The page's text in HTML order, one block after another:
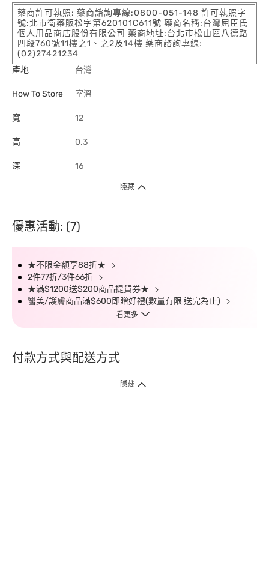
藥商許可執照: 藥商諮詢專線:0800-051-148 許可執照字
號:北市衛藥販松字第620101C611號 藥商名稱:台灣屈臣氏
個人用品商店股份有限公司 藥商地址:台北市松山區八德路
四段760號11樓之1、之2及14樓 藥商諮詢專線:
(02)27421234
產地
台灣
How To Store 室溫
寬 12
高 0.3
深 16
隱藏
優惠活動: (7)
★不限金額享88折★
2件77折/3件66折
★滿$1200送$200商品提貨券★
醫美/護膚商品滿$600即贈好禮(數量有限 送完為止)
看更多
付款方式與配送方式
隱藏